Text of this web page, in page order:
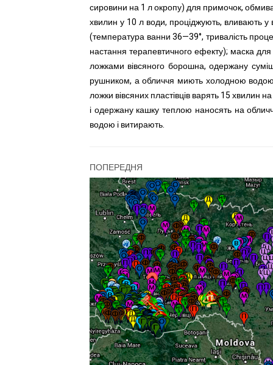
сировини на 1 л окропу) для примочок,
хвилин у 10 л води, проціджують, вливають у
(температура ванни 36—39°, тривалість
настання терапевтичного ефекту); маска
ложками вівсяного борошна, одержану
рушником, а обличчя миють холодною водою
ложки вівсяних пластівців варять 15 хвилин
і одержану кашку теплою наносять на
водою і витирають.
ПОПЕРЕДНЯ